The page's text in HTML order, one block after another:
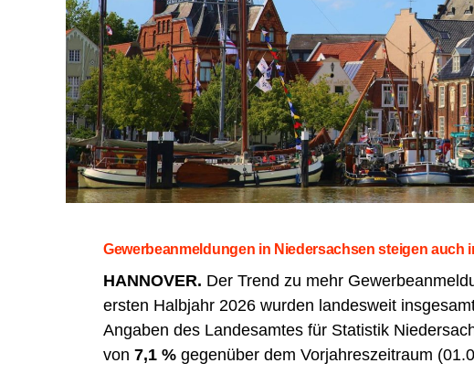
Gewer­be­an­mel­dun­gen in Nie­der­sach­sen stei­gen auch
HANNOVER. Der Trend zu mehr
ers­ten Halb­jahr 2026 wur­den lan­des­weit
Anga­ben des Lan­des­am­tes für Sta­tis­tik
von 7,1 % gegen­über dem Vor­jah­res­zeit­raum